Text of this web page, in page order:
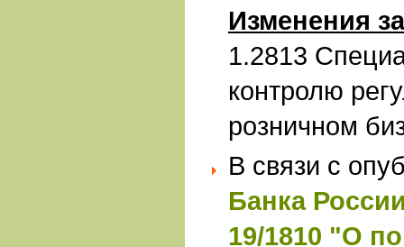
Изменения
1.2813
контролю
розничном
В связи с
Банка
19/1810 "О